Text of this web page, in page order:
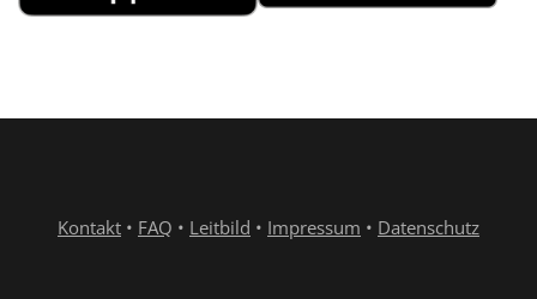
Kontakt • FAQ • Leitbild • Impressum • Datenschutz